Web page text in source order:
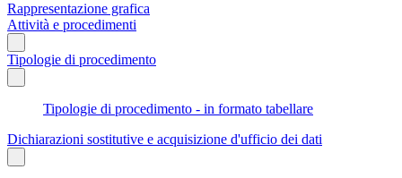
Rappresentazione grafica
Attività e procedimenti
Tipologie di procedimento
Tipologie di procedimento - in formato tabellare
Dichiarazioni sostitutive e acquisizione d'ufficio dei dati